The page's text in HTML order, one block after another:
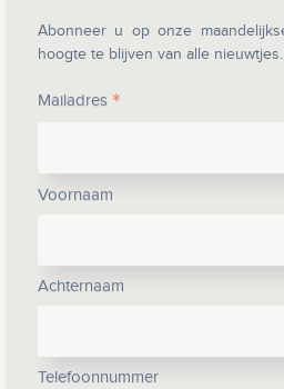
Abonneer u op onze
hoogte te blijven van alle nieuwtjes.
Mailadres *
Voornaam
Achternaam
Telefoonnummer